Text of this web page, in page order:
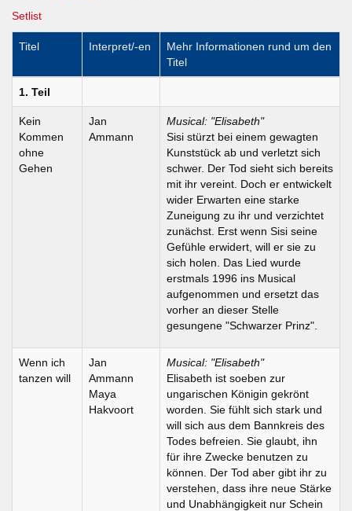
Setlist
Titel Interpret/-en
Mehr Informationen rund um den
Titel
1. Teil
Kein
Kommen
ohne
Gehen
Jan
Ammann
Musical: "Elisabeth"
Sisi stürzt bei einem gewagten
Kunststück ab und verletzt sich
schwer. Der Tod sieht sich bereits
mit ihr vereint. Doch er entwickelt
wider Erwarten eine starke
Zuneigung zu ihr und verzichtet
zunächst. Erst wenn Sisi seine
Gefühle erwidert, will er sie zu
sich holen. Das Lied wurde
erstmals 1996 ins Musical
aufgenommen und ersetzt das
vorher an dieser Stelle
gesungene "Schwarzer Prinz".
Wenn ich
tanzen will
Jan
Ammann
Maya
Hakvoort
Musical: "Elisabeth"
Elisabeth ist soeben zur
ungarischen Königin gekrönt
worden. Sie fühlt sich stark und
will sich aus dem Bannkreis des
Todes befreien. Sie glaubt, ihn
für ihre Zwecke benutzen zu
können. Der Tod aber gibt ihr zu
verstehen, dass ihre neue Stärke
und Unabhängigkeit nur Schein